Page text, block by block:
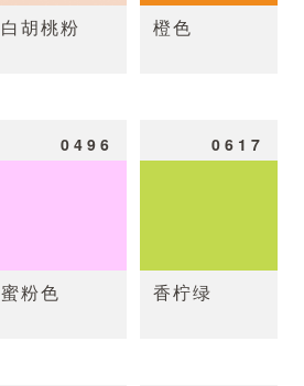
白胡桃粉 橙色
0496
蜜粉色
0617
香柠绿